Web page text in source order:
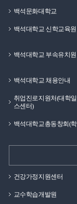
백석문화대학교
백석대학교 신학교육원
백석대학교 부속유치원
백석대학교 채용안내
취업진로지원처(대학
스센터)
백석대학교총동창회(
건강가정지원센터
교수학습개발원